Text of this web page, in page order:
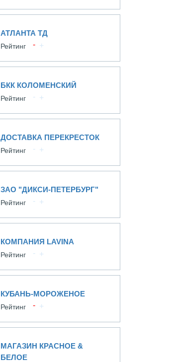
АТЛАНТА ТД
Рейтинг
БКК КОЛОМЕНСКИЙ
Рейтинг
ДОСТАВКА ПЕРЕКРЕСТОК
Рейтинг
ЗАО "ДИКСИ-ПЕТЕРБУРГ"
Рейтинг
КОМПАНИЯ LAVINA
Рейтинг
КУБАНЬ-МОРОЖЕНОЕ
Рейтинг
МАГАЗИН КРАСНОЕ &
БЕЛОЕ